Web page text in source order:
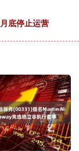
底停止运营